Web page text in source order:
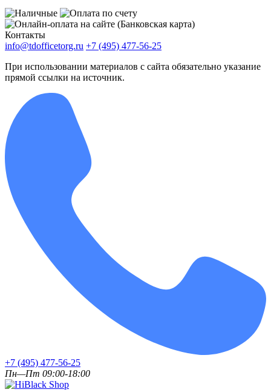
Контакты
info@tdofficetorg.ru +7 (495) 477-56-25
При использовании материалов с сайта обязательно указание
прямой ссылки на источник.
+7 (495) 477-56-25
Пн—Пт 09:00-18:00